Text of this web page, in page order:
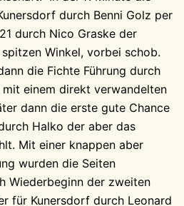
durch Benni Golz per
durch Nico Graske der
Winkel, vorbei schob.
die Fichte Führung durch
einem direkt verwandelten
dann die erste gute Chance
Halko der aber das
Mit einer knappen aber
wurden die Seiten
Wiederbeginn der zweiten
für Kunersdorf durch Leonard